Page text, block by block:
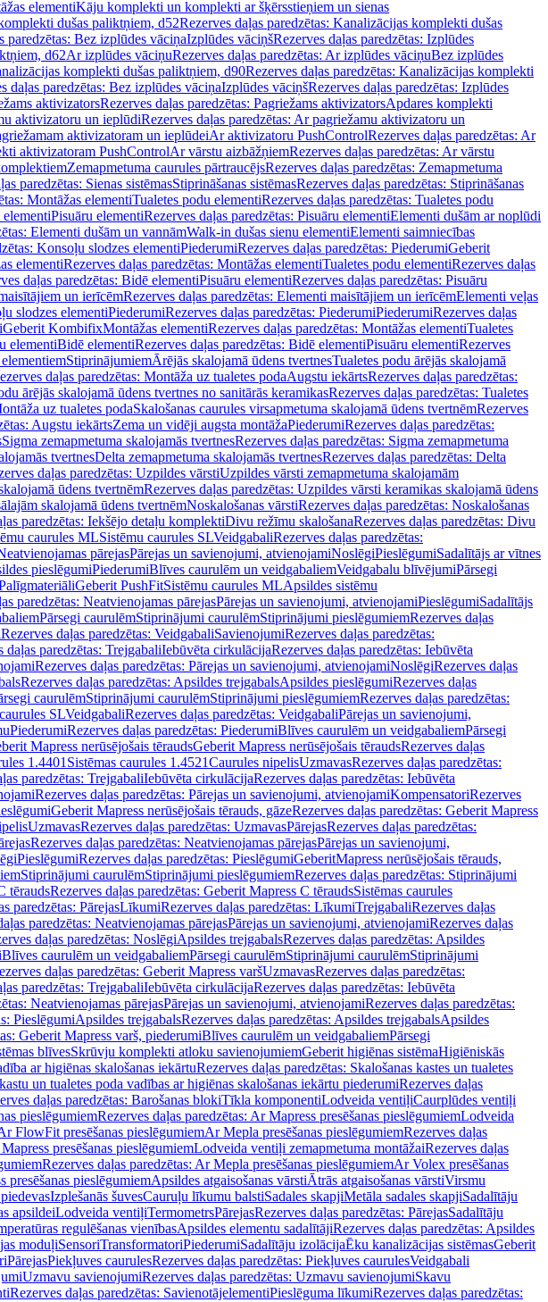
elementiKāju komplekti un komplekti ar šķērsstieņiem un sienas
dušas paliktņiem, d52Rezerves daļas paredzētas: Kanalizācijas komplekti dušas
paredzētas: Bez izplūdes vāciņaIzplūdes vāciņšRezerves daļas paredzētas: Izplūdes
d62Ar izplūdes vāciņuRezerves daļas paredzētas: Ar izplūdes vāciņuBez izplūdes
komplekti dušas paliktņiem, d90Rezerves daļas paredzētas: Kanalizācijas komplekti
daļas paredzētas: Bez izplūdes vāciņaIzplūdes vāciņšRezerves daļas paredzētas: Izplūdes
aktivizatorsRezerves daļas paredzētas: Pagriežams aktivizatorsApdares komplekti
aktivizatoru un ieplūdiRezerves daļas paredzētas: Ar pagriežamu aktivizatoru un
aktivizatoram un ieplūdeiAr aktivizatoru PushControlRezerves daļas paredzētas: Ar
aktivizatoram PushControlAr vārstu aizbāžņiemRezerves daļas paredzētas: Ar vārstu
Zemapmetuma caurules pārtraucējsRezerves daļas paredzētas: Zemapmetuma
paredzētas: Sienas sistēmasStiprināšanas sistēmasRezerves daļas paredzētas: Stiprināšanas
Montāžas elementiTualetes podu elementiRezerves daļas paredzētas: Tualetes podu
elementiPisuāru elementiRezerves daļas paredzētas: Pisuāru elementiElementi dušām ar noplūdi
Elementi dušām un vannāmWalk-in dušas sienu elementiElementi saimniecības
Konsoļu slodzes elementiPiederumiRezerves daļas paredzētas: PiederumiGeberit
elementiRezerves daļas paredzētas: Montāžas elementiTualetes podu elementiRezerves daļas
daļas paredzētas: Bidē elementiPisuāru elementiRezerves daļas paredzētas: Pisuāru
un ierīcēmRezerves daļas paredzētas: Elementi maisītājiem un ierīcēmElementi veļas
slodzes elementiPiederumiRezerves daļas paredzētas: PiederumiPiederumiRezerves daļas
Geberit KombifixMontāžas elementiRezerves daļas paredzētas: Montāžas elementiTualetes
elementiBidē elementiRezerves daļas paredzētas: Bidē elementiPisuāru elementiRezerves
StiprinājumiemĀrējās skalojamā ūdens tvertnesTualetes podu ārējās skalojamā
daļas paredzētas: Montāža uz tualetes podaAugstu iekārtsRezerves daļas paredzētas:
ārējās skalojamā ūdens tvertnes no sanitārās keramikasRezerves daļas paredzētas: Tualetes
uz tualetes podaSkalošanas caurules virsapmetuma skalojamā ūdens tvertnēmRezerves
Augstu iekārtsZema un vidēji augsta montāžaPiederumiRezerves daļas paredzētas:
Sigma zemapmetuma skalojamās tvertnesRezerves daļas paredzētas: Sigma zemapmetuma
tvertnesDelta zemapmetuma skalojamās tvertnesRezerves daļas paredzētas: Delta
daļas paredzētas: Uzpildes vārstiUzpildes vārsti zemapmetuma skalojamām
ūdens tvertnēmRezerves daļas paredzētas: Uzpildes vārsti keramikas skalojamā ūdens
skalojamā ūdens tvertnēmNoskalošanas vārstiRezerves daļas paredzētas: Noskalošanas
paredzētas: Iekšējo detaļu komplektiDivu režīmu skalošanaRezerves daļas paredzētas: Divu
caurules MLSistēmu caurules SLVeidgabaliRezerves daļas paredzētas:
pārejasPārejas un savienojumi, atvienojamiNoslēgiPieslēgumiSadalītājs ar vītnes
pieslēgumiPiederumiBlīves caurulēm un veidgabaliemVeidgabalu blīvējumiPārsegi
Geberit PushFitSistēmu caurules MLApsildes sistēmu
paredzētas: Neatvienojamas pārejasPārejas un savienojumi, atvienojamiPieslēgumiSadalītājs
Pārsegi caurulēmStiprinājumi caurulēmStiprinājumi pieslēgumiemRezerves daļas
Rezerves daļas paredzētas: VeidgabaliSavienojumiRezerves daļas paredzētas:
daļas paredzētas: TrejgabaliIebūvēta cirkulācijaRezerves daļas paredzētas: Iebūvēta
Rezerves daļas paredzētas: Pārejas un savienojumi, atvienojamiNoslēgiRezerves daļas
Rezerves daļas paredzētas: Apsildes trejgabalsApsildes pieslēgumiRezerves daļas
caurulēmStiprinājumi caurulēmStiprinājumi pieslēgumiemRezerves daļas paredzētas:
SLVeidgabaliRezerves daļas paredzētas: VeidgabaliPārejas un savienojumi,
PiederumiRezerves daļas paredzētas: PiederumiBlīves caurulēm un veidgabaliemPārsegi
Mapress nerūsējošais tēraudsGeberit Mapress nerūsējošais tēraudsRezerves daļas
1.4401 Sistēmas caurules 1.4521Caurules nipelisUzmavasRezerves daļas paredzētas:
paredzētas: TrejgabaliIebūvēta cirkulācijaRezerves daļas paredzētas: Iebūvēta
Rezerves daļas paredzētas: Pārejas un savienojumi, atvienojamiKompensatoriRezerves
Geberit Mapress nerūsējošais tērauds, gāzeRezerves daļas paredzētas: Geberit Mapress
UzmavasRezerves daļas paredzētas: UzmavasPārejasRezerves daļas paredzētas:
Rezerves daļas paredzētas: Neatvienojamas pārejasPārejas un savienojumi,
PieslēgumiRezerves daļas paredzētas: PieslēgumiGeberitMapress nerūsējošais tērauds,
Stiprinājumi caurulēmStiprinājumi pieslēgumiemRezerves daļas paredzētas: Stiprinājumi
tēraudsRezerves daļas paredzētas: Geberit Mapress C tēraudsSistēmas caurules
paredzētas: PārejasLīkumiRezerves daļas paredzētas: LīkumiTrejgabaliRezerves daļas
paredzētas: Neatvienojamas pārejasPārejas un savienojumi, atvienojamiRezerves daļas
daļas paredzētas: NoslēgiApsildes trejgabalsRezerves daļas paredzētas: Apsildes
Blīves caurulēm un veidgabaliemPārsegi caurulēmStiprinājumi caurulēmStiprinājumi
daļas paredzētas: Geberit Mapress varšUzmavasRezerves daļas paredzētas:
paredzētas: TrejgabaliIebūvēta cirkulācijaRezerves daļas paredzētas: Iebūvēta
Neatvienojamas pārejasPārejas un savienojumi, atvienojamiRezerves daļas paredzētas:
PieslēgumiApsildes trejgabalsRezerves daļas paredzētas: Apsildes trejgabalsApsildes
Geberit Mapress varš, piederumiBlīves caurulēm un veidgabaliemPārsegi
blīvesSkrūvju komplekti atloku savienojumiemGeberit higiēnas sistēmaHigiēniskās
ar higiēnas skalošanas iekārtuRezerves daļas paredzētas: Skalošanas kastes un tualetes
un tualetes poda vadības ar higiēnas skalošanas iekārtu piederumiRezerves daļas
daļas paredzētas: Barošanas blokiTīkla komponentiLodveida ventiļiCaurplūdes ventiļi
pieslēgumiemRezerves daļas paredzētas: Ar Mapress presēšanas pieslēgumiemLodveida
FlowFit presēšanas pieslēgumiemAr Mepla presēšanas pieslēgumiemRezerves daļas
presēšanas pieslēgumiemLodveida ventiļi zemapmetuma montāžaiRezerves daļas
Rezerves daļas paredzētas: Ar Mepla presēšanas pieslēgumiemAr Volex presēšanas
presēšanas pieslēgumiemApsildes atgaisošanas vārstiĀtrās atgaisošanas vārstiVirsmu
Izplešanās šuvesCauruļu līkumu balstiSadales skapjiMetāla sadales skapjiSadalītāju
apsildeiLodveida ventiļiTermometrsPārejasRezerves daļas paredzētas: PārejasSadalītāju
regulēšanas vienībasApsildes elementu sadalītājiRezerves daļas paredzētas: Apsildes
moduļiSensoriTransformatoriPiederumiSadalītāju izolācijaĒku kanalizācijas sistēmasGeberit
PārejasPiekļuves caurulesRezerves daļas paredzētas: Piekļuves caurulesVeidgabali
Uzmavu savienojumiRezerves daļas paredzētas: Uzmavu savienojumiSkavu
Rezerves daļas paredzētas: SavienotājelementiPieslēguma līkumiRezerves daļas paredzētas: